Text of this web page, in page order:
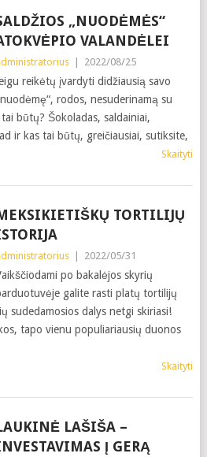
„NUODĖMĖS“
VALANDĖLEI
2022/08/25
reikėtų įvardyti didžiausią savo
rodos, nesuderinamą su
būtų? Šokoladas, saldainiai,
ir kas tai būtų, greičiausiai, sutiksite,
Skaityti
TORTILIJŲ
2022/05/31
po bakalėjos skyrių
galite rasti platų tortilijų
sudedamosios dalys netgi skiriasi!
tapo vienu populiariausių duonos
Skaityti
LAŠIŠA –
Į GERĄ